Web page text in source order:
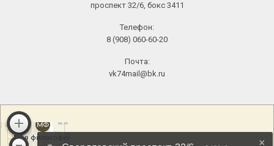
проспект 32/6, бокс 3411
Телефон:
8 (908) 060-60-20
Почта:
vk74mail@bk.ru